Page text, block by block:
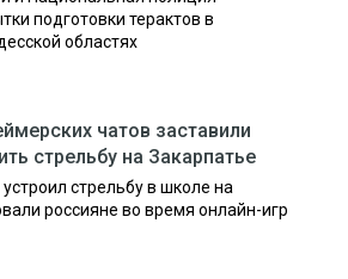
подготовки терактов в
областях
чатов заставили
стрельбу на Закарпатье
стрельбу в школе на
россияне во время онлайн-игр